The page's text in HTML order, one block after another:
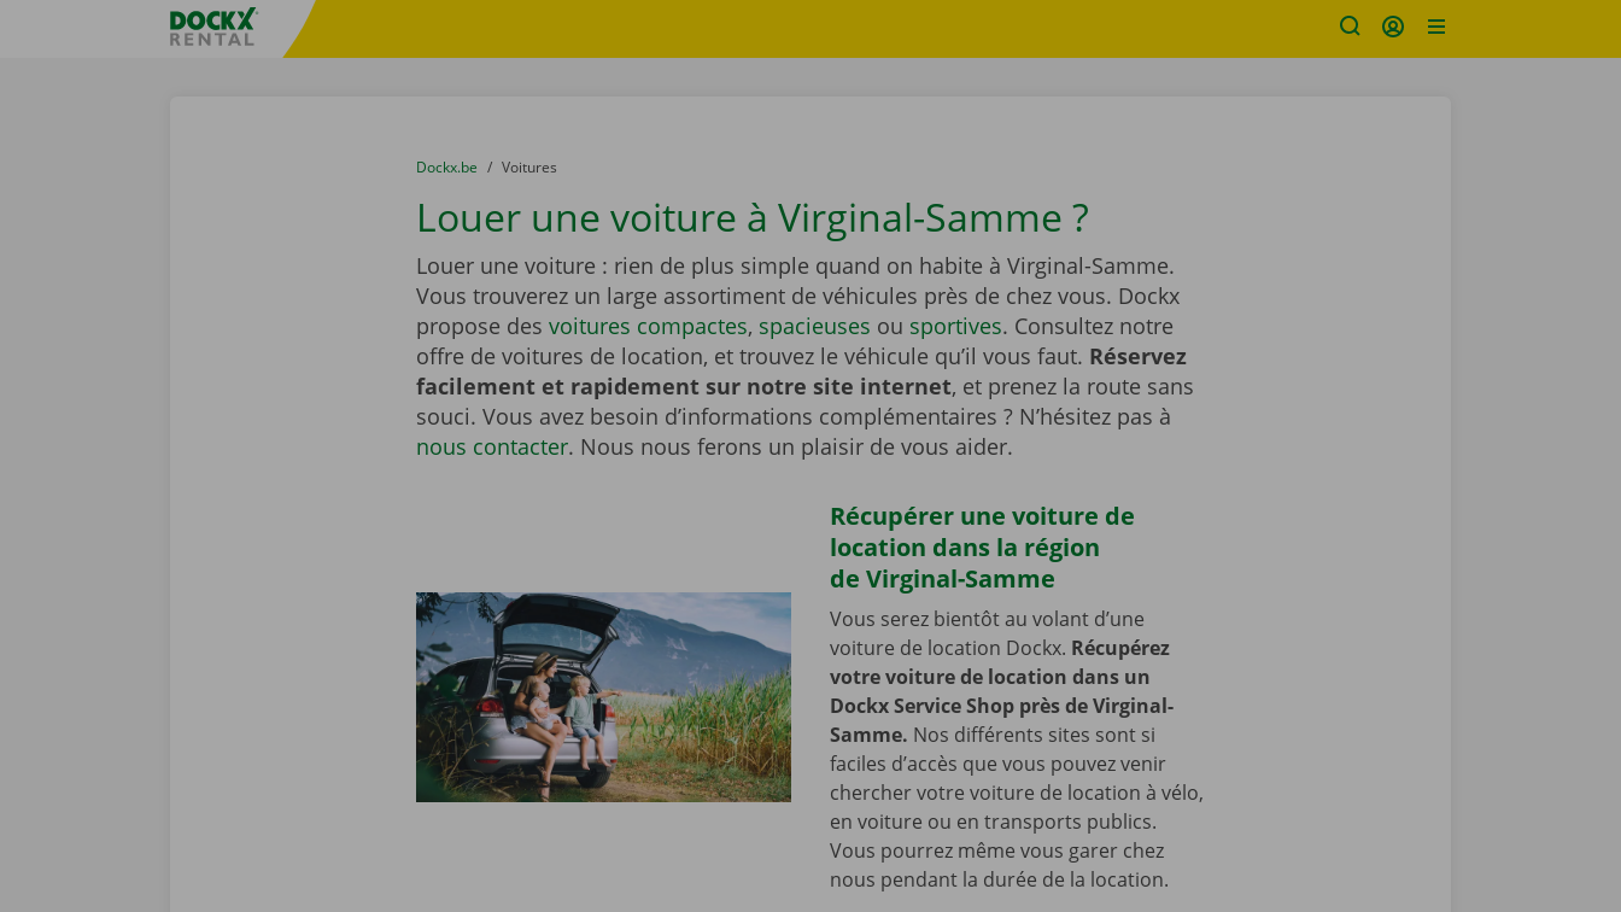
sitename
You are here:
du
Dockx.be to
Voitures
Louer une voiture à Virginal-Samme ?
Louer une voiture : rien de plus simple quand on habite à Virginal-Samme.
Vous trouverez un large assortiment de véhicules près de chez vous. Dockx
propose des voitures compactes, spacieuses ou sportives. Consultez notre
offre de voitures de location, et trouvez le véhicule qu’il vous faut. Réservez
facilement et rapidement sur notre site internet, et prenez la route sans
souci. Vous avez besoin d’informations complémentaires ? N’hésitez pas à
nous contacter. Nous nous ferons un plaisir de vous aider.
Récupérer une voiture de
location dans la région
de Virginal-Samme
Vous serez bientôt au volant d’une
voiture de location Dockx. Récupérez
votre voiture de location dans un
Dockx Service Shop près de Virginal-
Samme. Nos différents sites sont si
faciles d’accès que vous pouvez venir
chercher votre voiture de location à vélo,
en voiture ou en transports publics.
Vous pourrez même vous garer chez
nous pendant la durée de la location.